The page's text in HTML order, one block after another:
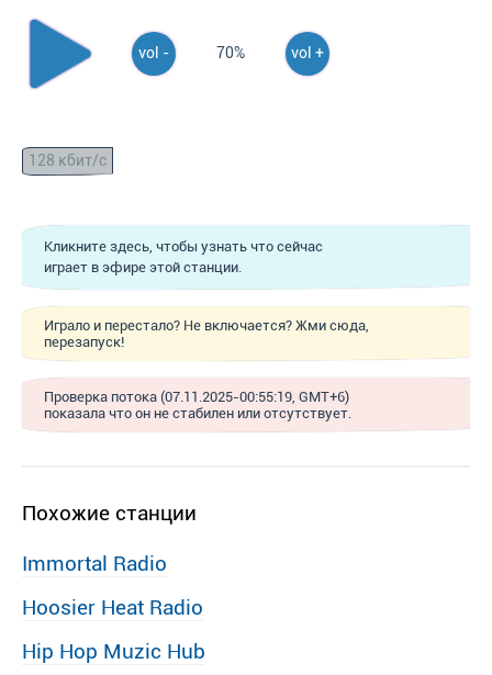
vol - 70% vol +
128 кбит/с
Кликните здесь, чтобы узнать что сейчас
играет в эфире этой станции.
Играло и перестало? Не включается? Жми сюда,
перезапуск!
Проверка потока (07.11.2025-00:55:19, GMT+6)
показала что он не стабилен или отсутствует.
Похожие станции
Immortal Radio
Hoosier Heat Radio
Hip Hop Muzic Hub